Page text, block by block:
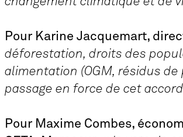
Pour Karine Jacquemart,
déforestation, droits des
alimentation (OGM, résidus
passage en force de cet
Pour Maxime Combes,